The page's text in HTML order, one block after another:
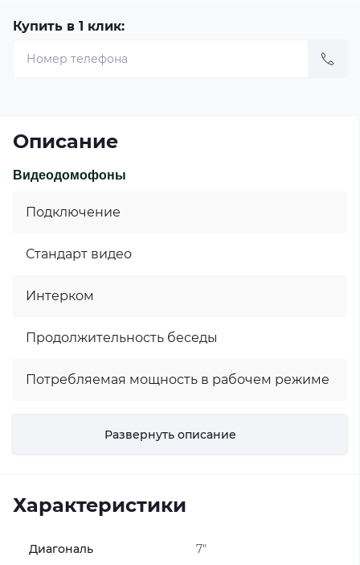
Купить в 1 клик:
Описание
Видеодомофоны
Подключение
Стандарт видео
Интерком
Продолжительность беседы
Потребляемая мощность в рабочем режиме
Автоответчик
Удаление вызывной панели от домофона
Развернуть описание
Характеристики
Диагональ 7"